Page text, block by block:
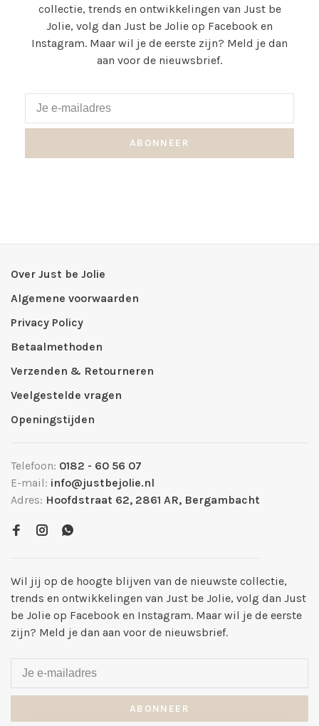
collectie, trends en ontwikkelingen van Just be
Jolie, volg dan Just be Jolie op Facebook en
Instagram. Maar wil je de eerste zijn? Meld je dan
aan voor de nieuwsbrief.
ABONNEER
Over Just be Jolie
Algemene voorwaarden
Privacy Policy
Betaalmethoden
Verzenden & Retourneren
Veelgestelde vragen
Openingstijden
Telefoon: 0182 - 60 56 07
E-mail: info@justbejolie.nl
Adres: Hoofdstraat 62, 2861 AR, Bergambacht
Wil jij op de hoogte blijven van de nieuwste collectie,
trends en ontwikkelingen van Just be Jolie, volg dan Just
be Jolie op Facebook en Instagram. Maar wil je de eerste
zijn? Meld je dan aan voor de nieuwsbrief.
ABONNEER